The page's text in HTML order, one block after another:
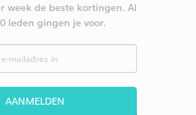
week de beste kortingen. Al
leden gingen je voor.
AANMELDEN